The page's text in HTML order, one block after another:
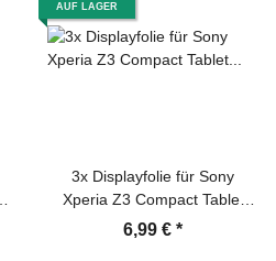
AUF LAGER
3x Displayfolie für Sony
Xperia Z3 Compact Tablet
Displayschutzfolie MATT
6,99 € *